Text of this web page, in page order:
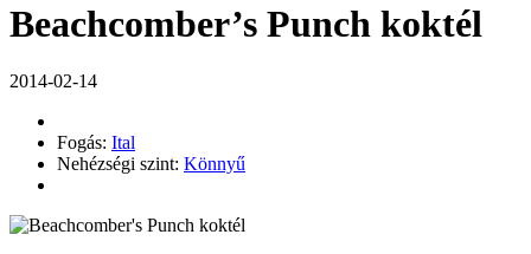
Beachcomber’s Punch koktél
2014-02-14
Fogás: Ital
Nehézségi szint: Könnyű